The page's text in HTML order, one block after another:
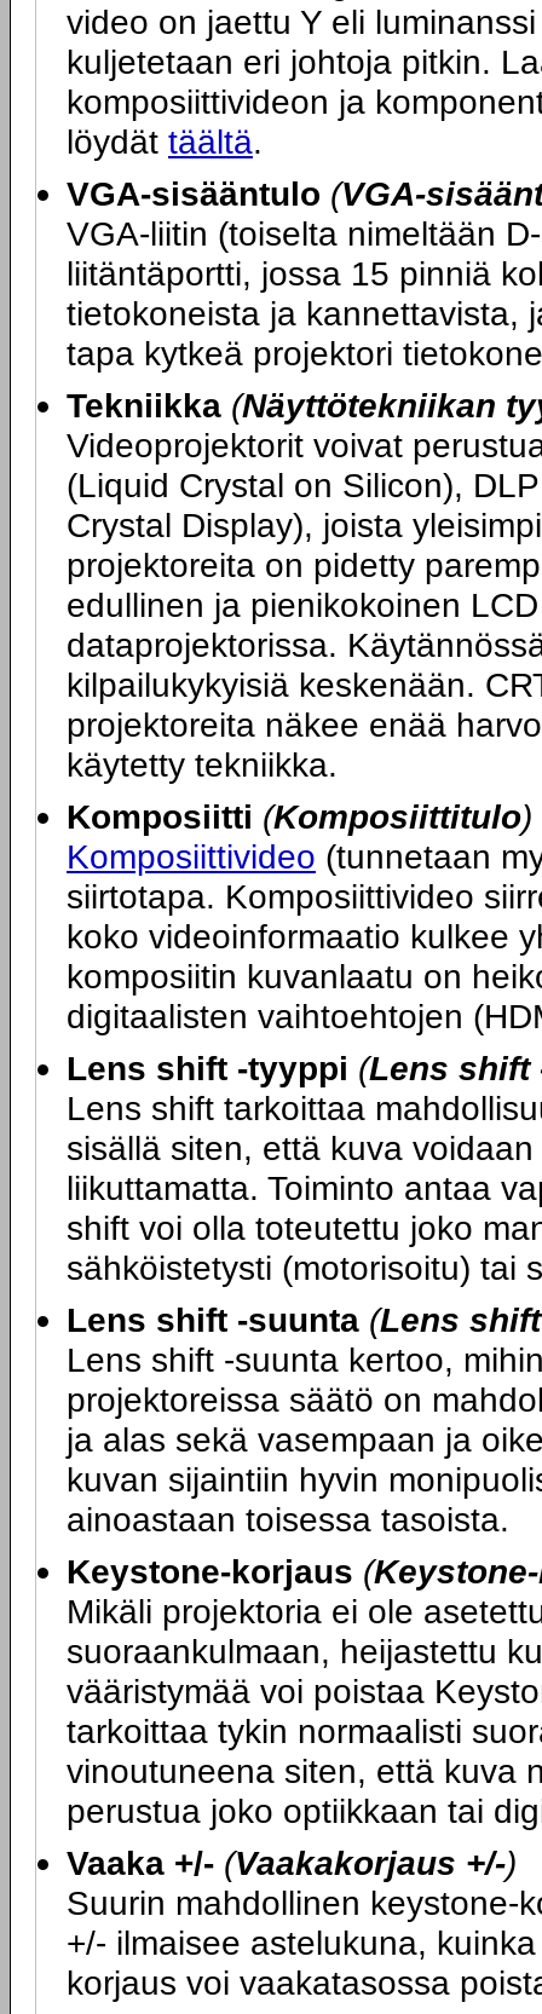
video on jaettu Y eli
kuljetetaan eri johtoja pitkin.
komposiittivideon ja
löydät täältä.
VGA-sisääntulo (VGA-
VGA-liitin (toiselta nimeltään
liitäntäportti, jossa 15 pinniä
tietokoneista ja kannettavista,
tapa kytkeä projektori
Tekniikka (Näyttötekniikan
Videoprojektorit voivat
(Liquid Crystal on Silicon),
Crystal Display), joista
projektoreita on pidetty
edullinen ja pienikokoinen
dataprojektorissa.
kilpailukykyisiä keskenään.
projektoreita näkee enää
käytetty tekniikka.
Komposiitti (Komposiittitulo)
Komposiittivideo (tunnetaan
siirtotapa. Komposiittivideo
koko videoinformaatio kulkee
komposiitin kuvanlaatu on
digitaalisten vaihtoehtojen
Lens shift -tyyppi (Lens shift
Lens shift tarkoittaa
sisällä siten, että kuva
liikuttamatta. Toiminto antaa
shift voi olla toteutettu joko
sähköistetysti (motorisoitu) tai
Lens shift -suunta (Lens
Lens shift -suunta kertoo,
projektoreissa säätö on
ja alas sekä vasempaan ja
kuvan sijaintiin hyvin
ainoastaan toisessa tasoista.
Keystone-korjaus (
Mikäli projektoria ei ole
suoraankulmaan, heijastettu
vääristymää voi poistaa
tarkoittaa tykin normaalisti
vinoutuneena siten, että kuva
perustua joko optiikkaan tai
Vaaka +/- (Vaakakorjaus +/-)
Suurin mahdollinen keystone-
+/- ilmaisee astelukuna,
korjaus voi vaakatasossa